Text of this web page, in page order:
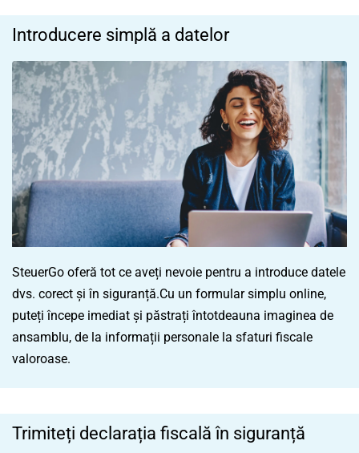
Introducere simplă a datelor
SteuerGo oferă tot ce aveți nevoie pentru a introduce datele
dvs. corect și în siguranță.Cu un formular simplu online,
puteți începe imediat și păstrați întotdeauna imaginea de
ansamblu, de la informații personale la sfaturi fiscale
valoroase.
Trimiteți declarația fiscală în siguranță